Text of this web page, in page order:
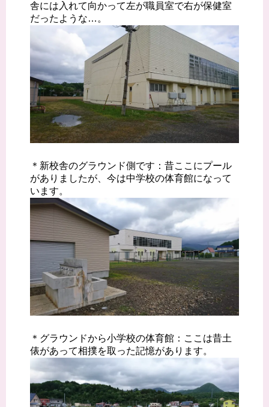
舎には入れて向かって左が職員室で右が保健室
だったような…。
＊新校舎のグラウンド側です：昔ここにプール
がありましたが、今は中学校の体育館になって
います。
＊グラウンドから小学校の体育館：ここは昔土
俵があって相撲を取った記憶があります。